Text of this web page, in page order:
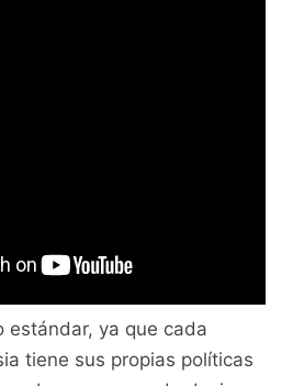
estándar, ya que cada
tiene sus propias políticas